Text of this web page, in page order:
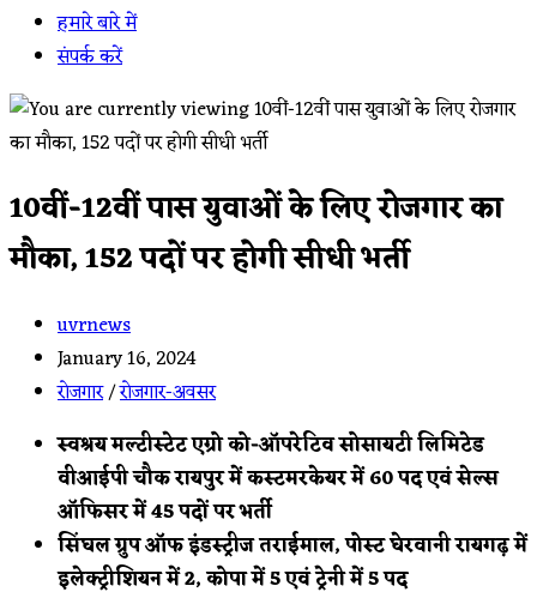
हमारे बारे में
संपर्क करें
10वीं-12वीं पास युवाओं के लिए रोजगार का
मौका, 152 पदों पर होगी सीधी भर्ती
Post
author:
uvrnews
Post
published:
January 16, 2024
Post
रोजगार/रोजगार-अवसर
स्वश्रय मल्टीस्टेट एग्रो को-ऑपरेटिव सोसायटी लिमिटेड
वीआईपी चौक रायपुर में कस्टमरकेयर में 60 पद एवं सेल्स
ऑफिसर में 45 पदों पर भर्ती
सिंघल ग्रुप ऑफ इंडस्ट्रीज तराईमाल, पोस्ट घेरवानी रायगढ़ में
इलेक्ट्रीशियन में 2, कोपा में 5 एवं ट्रेनी में 5 पद